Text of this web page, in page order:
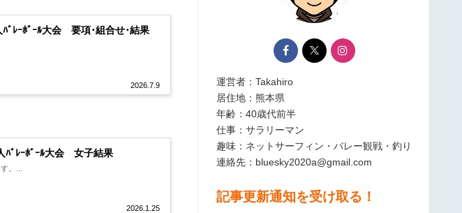
ﾞﾚｰﾎﾞｰﾙ大会 要項･組合せ･結果
2026.7.9
ﾊﾞﾚｰﾎﾞｰﾙ大会 女子結果
2026.1.25
。...
運営者：Takahiro
居住地：熊本県
年齢：40歳代前半
仕事：サラリーマン
趣味：ネットサーフィン・バレー観戦・釣り
連絡先：bluesky2020a@gmail.com
記事更新通知を受け取る！